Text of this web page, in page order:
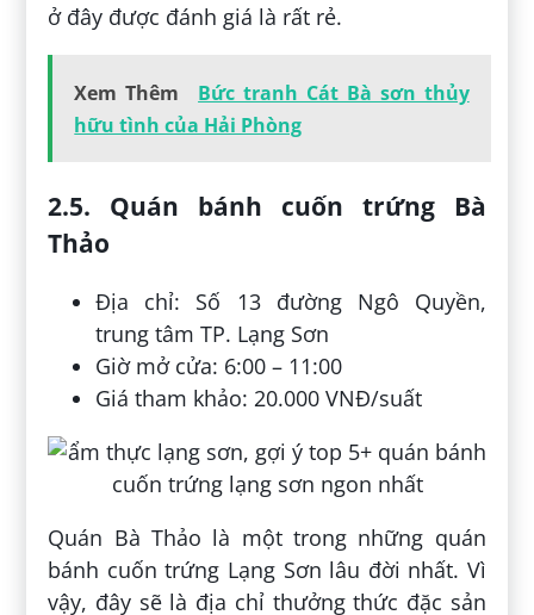
ở đây được đánh giá là rất rẻ.
Xem Thêm
Bức tranh Cát Bà sơn thủy
hữu tình của Hải Phòng
2.5. Quán bánh cuốn trứng Bà
Thảo
Địa chỉ: Số 13 đường Ngô Quyền,
trung tâm TP. Lạng Sơn
Giờ mở cửa: 6:00 – 11:00
Giá tham khảo: 20.000 VNĐ/suất
Quán Bà Thảo là một trong những quán
bánh cuốn trứng Lạng Sơn lâu đời nhất. Vì
vậy, đây sẽ là địa chỉ thưởng thức đặc sản